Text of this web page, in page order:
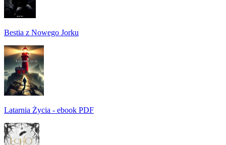
Bestia z Nowego Jorku
Latarnia Życia - ebook PDF